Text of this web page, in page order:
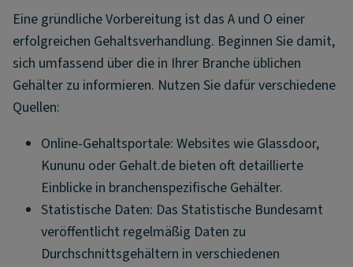
Eine gründliche Vorbereitung ist das A und O einer
erfolgreichen Gehaltsverhandlung. Beginnen Sie damit,
sich umfassend über die in Ihrer Branche üblichen
Gehälter zu informieren. Nutzen Sie dafür verschiedene
Quellen:
Online-Gehaltsportale: Websites wie Glassdoor,
Kununu oder Gehalt.de bieten oft detaillierte
Einblicke in branchenspezifische Gehälter.
Statistische Daten: Das Statistische Bundesamt
veröffentlicht regelmäßig Daten zu
Durchschnittsgehältern in verschiedenen